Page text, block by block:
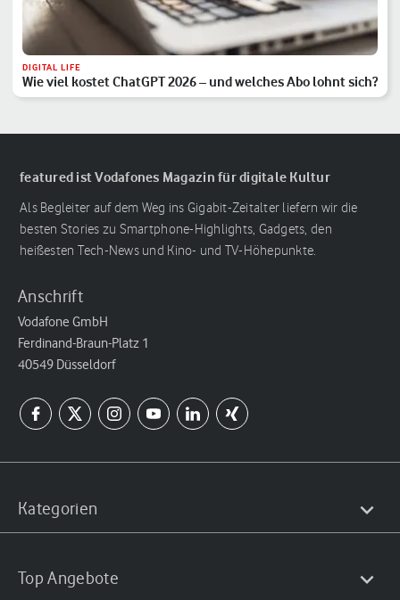
DIGITAL LIFE
Wie viel kostet ChatGPT 2026 – und welches Abo lohnt sich?
featured ist Vodafones Magazin für digitale Kultur
Als Begleiter auf dem Weg ins Gigabit-Zeitalter liefern wir die
besten Stories zu Smartphone-Highlights, Gadgets, den
heißesten Tech-News und Kino- und TV-Höhepunkte.
Anschrift
Vodafone GmbH
Ferdinand-Braun-Platz 1
40549 Düsseldorf
Kategorien
Top Angebote